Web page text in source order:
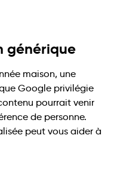
générique
maison, une
Google privilégie
pourrait venir
de personne.
peut vous aider à